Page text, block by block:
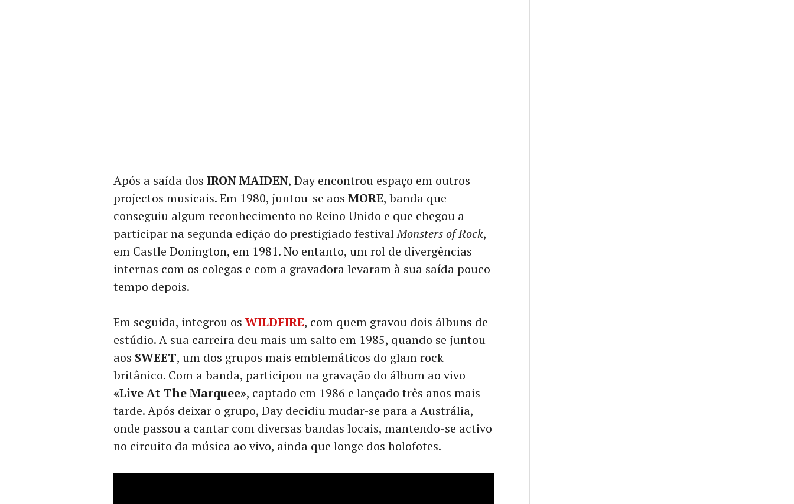
Após a saída dos IRON MAIDEN, Day encontrou espaço em outros
projectos musicais. Em 1980, juntou-se aos MORE, banda que
conseguiu algum reconhecimento no Reino Unido e que chegou a
participar na segunda edição do prestigiado festivalMonsters of Rock,
em Castle Donington, em 1981. No entanto, um rol de divergências
internas com os colegas e com a gravadora levaram à sua saída pouco
tempo depois.
Em seguida, integrou os WILDFIRE, com quem gravou dois álbuns de
estúdio. A sua carreira deu mais um salto em 1985, quando se juntou
aos SWEET, um dos grupos mais emblemáticos do glam rock
britânico. Com a banda, participou na gravação do álbum ao vivo
«Live At The Marquee», captado em 1986 e lançado três anos mais
tarde. Após deixar o grupo, Day decidiu mudar-se para a Austrália,
onde passou a cantar com diversas bandas locais, mantendo-se activo
no circuito da música ao vivo, ainda que longe dos holofotes.